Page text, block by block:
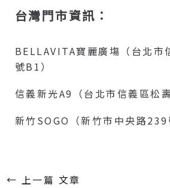
台灣門市資訊：
BELLAVITA寶麗廣塲（台北市
號B1）
信義新光A9（台北市信義區松
新竹SOGO（新竹市中央路239
← 上一篇 文章